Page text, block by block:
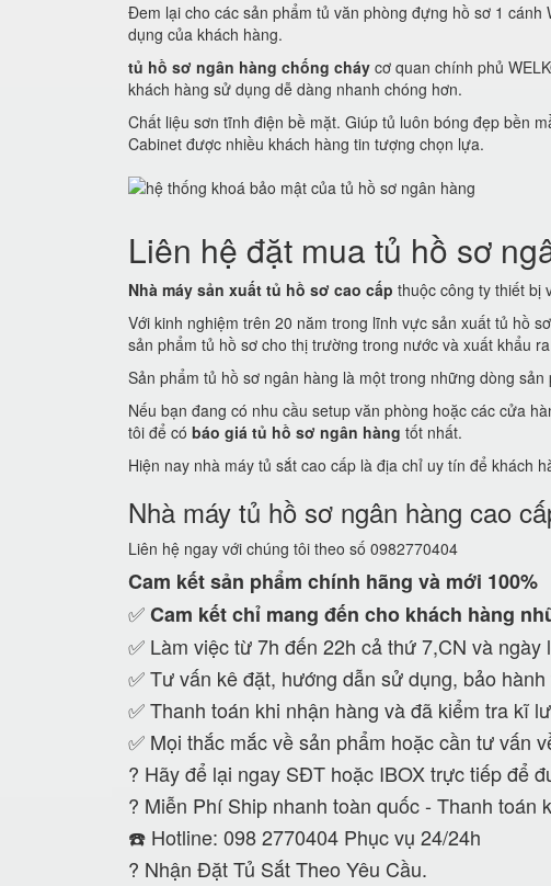
Đem lại cho các sản phẩm tủ văn phòng đựng hồ sơ 1
dụng của khách hàng.
tủ hồ sơ ngân hàng chống cháy cơ quan chính phủ
khách hàng sử dụng dễ dàng nhanh chóng hơn.
Chất liệu sơn tĩnh điện bề mặt. Giúp tủ luôn bóng đẹp bền
Cabinet được nhiều khách hàng tin tượng chọn lựa.
Liên hệ đặt mua tủ hồ sơ
Nhà máy sản xuất tủ hồ sơ cao cấp thuộc công ty thiết bị
Với kinh nghiệm trên 20 năm trong lĩnh vực sản xuất tủ hồ
sản phẩm tủ hồ sơ cho thị trường trong nước và xuất khẩu
Sản phẩm tủ hồ sơ ngân hàng là một trong những dòng
Nếu bạn đang có nhu cầu setup văn phòng hoặc các cửa
tôi để có báo giá tủ hồ sơ ngân hàng tốt nhất.
Hiện nay nhà máy tủ sắt cao cấp là địa chỉ uy tín để khách
Nhà máy tủ hồ sơ ngân hàng cao
Liên hệ ngay với chúng tôi theo số 0982770404
Cam kếtsản phẩm chính hãng và mới 100%
✅Cam kếtchỉ mang đến cho khách hàng
✅ Làm việc từ 7h đến 22h cả thứ 7,CN và ngày
✅ Tư vấn kê đặt, hướng dẫn sử dụng, bảo
✅ Thanh toán khi nhận hàng và đã kiểm tra kĩ
✅ Mọi thắc mắc về sản phẩm hoặc cần tư vấn
? Hãy để lại ngay SĐT hoặc IBOX trực tiếp để
? Miễn Phí Ship nhanh toàn quốc - Thanh toán
☎️ Hotline: 098 2770404 Phục vụ 24/24h
? Nhận Đặt Tủ Sắt Theo Yêu Cầu.